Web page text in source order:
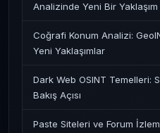
Analizinde Yeni Bir Yaklaşım
Coğrafi Konum Analizi:
Yeni Yaklaşımlar
Dark Web OSINT Temelleri:
Bakış Açısı
Paste Siteleri ve Forum